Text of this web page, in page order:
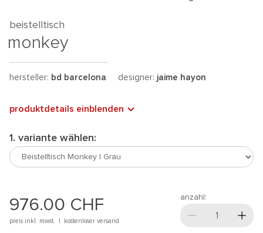
beistelltisch
monkey
hersteller: bd barcelona designer: jaime hayon
produktdetails einblenden
1. variante wählen:
976.00 CHF
preis inkl. mwst. | kostenloser versand
anzahl: